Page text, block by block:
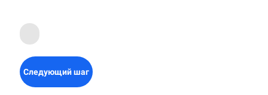
Следующий шаг